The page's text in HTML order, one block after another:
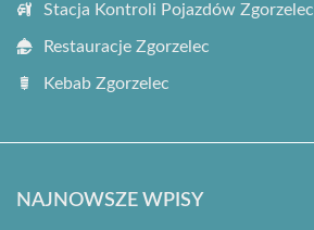
Stacja Kontroli Pojazdów Zgorzelec
Restauracje Zgorzelec
Kebab Zgorzelec
NAJNOWSZE WPISY